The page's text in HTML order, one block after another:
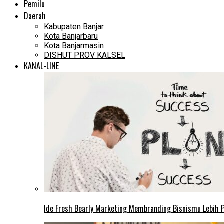
Pemilu
Daerah
Kabupaten Banjar
Kota Banjarbaru
Kota Banjarmasin
DISHUT PROV KALSEL
KANAL-LINE
Ide Fresh Bearly Marketing Membranding Bisnismu Lebih